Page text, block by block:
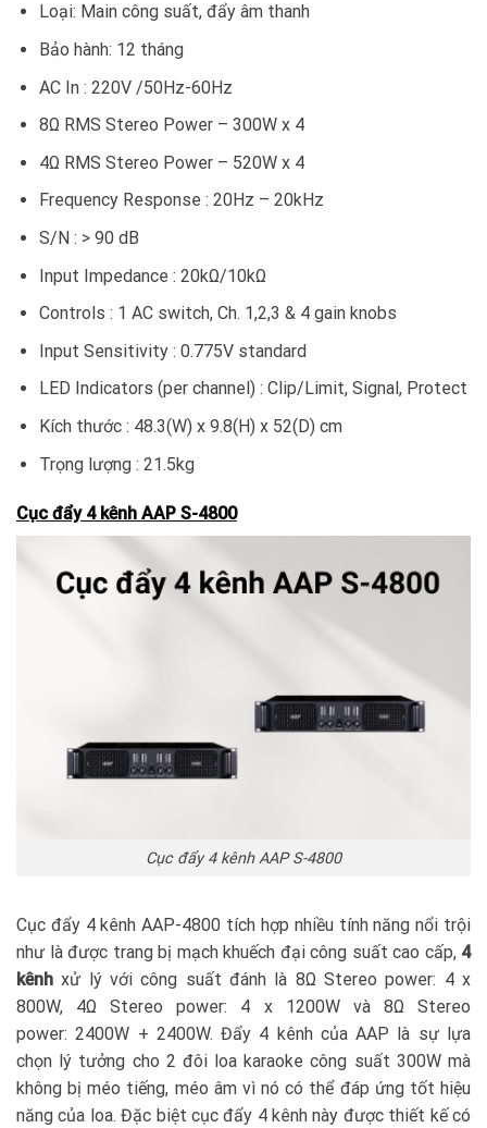
Loại: Main công suất, đẩy âm thanh
Bảo hành: 12 tháng
AC In : 220V /50Hz-60Hz
8Ω RMS Stereo Power – 300W x 4
4Ω RMS Stereo Power – 520W x 4
Frequency Response : 20Hz – 20kHz
S/N : > 90 dB
Input Impedance : 20kΩ/10kΩ
Controls : 1 AC switch, Ch. 1,2,3 & 4 gain knobs
Input Sensitivity : 0.775V standard
LED Indicators (per channel) : Clip/Limit, Signal, Protect
Kích thước : 48.3(W) x 9.8(H) x 52(D) cm
Trọng lượng : 21.5kg
Cục đẩy 4 kênh AAP S-4800
Cục đẩy 4 kênh AAP S-4800
Cục đẩy 4 kênh AAP-4800 tích hợp nhiều tính năng nổi trội
như là được trang bị mạch khuếch đại công suất cao cấp, 4
kênh xử lý với công suất đánh là 8Ω Stereo power: 4 x
800W, 4Ω Stereo power: 4 x 1200W và 8Ω Stereo
power: 2400W + 2400W. Đẩy 4 kênh của AAP là sự lựa
chọn lý tưởng cho 2 đôi loa karaoke công suất 300W mà
không bị méo tiếng, méo âm vì nó có thể đáp ứng tốt hiệu
năng của loa. Đặc biệt cục đẩy 4 kênh này được thiết kế có